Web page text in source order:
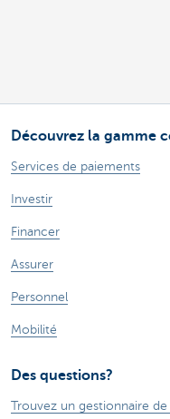
Découvrez la gamme
Services de paiements
Investir
Financer
Assurer
Personnel
Mobilité
Des questions?
Trouvez un gestionnaire